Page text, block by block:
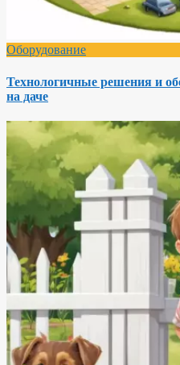
Оборудование
Технологичные решения и
на даче